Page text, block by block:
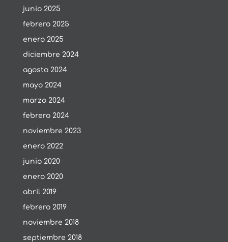
junio 2025
febrero 2025
enero 2025
diciembre 2024
agosto 2024
mayo 2024
marzo 2024
febrero 2024
noviembre 2023
enero 2022
junio 2020
enero 2020
abril 2019
febrero 2019
noviembre 2018
septiembre 2018